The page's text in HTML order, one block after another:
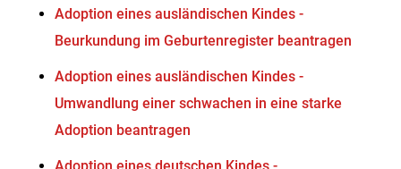
Adoption eines ausländischen Kindes -
Beurkundung im Geburtenregister beantragen
Adoption eines ausländischen Kindes -
Umwandlung einer schwachen in eine starke
Adoption beantragen